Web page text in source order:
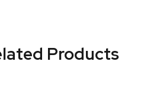
Products